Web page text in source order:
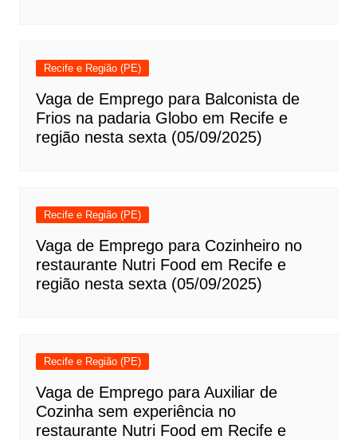
Recife e Região (PE)
Vaga de Emprego para Balconista de
Frios na padaria Globo em Recife e
região nesta sexta (05/09/2025)
Recife e Região (PE)
Vaga de Emprego para Cozinheiro no
restaurante Nutri Food em Recife e
região nesta sexta (05/09/2025)
Recife e Região (PE)
Vaga de Emprego para Auxiliar de
Cozinha sem experiência no
restaurante Nutri Food em Recife e